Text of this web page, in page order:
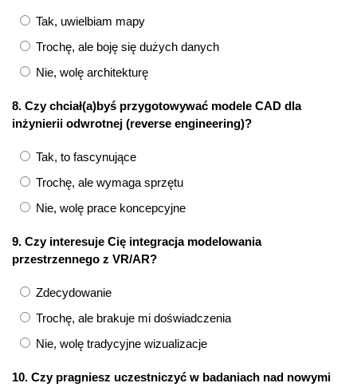
Tak, uwielbiam mapy
Trochę, ale boję się dużych danych
Nie, wolę architekturę
8. Czy chciał(a)byś przygotowywać modele CAD dla
inżynierii odwrotnej (reverse engineering)?
Tak, to fascynujące
Trochę, ale wymaga sprzętu
Nie, wolę prace koncepcyjne
9. Czy interesuje Cię integracja modelowania
przestrzennego z VR/AR?
Zdecydowanie
Trochę, ale brakuje mi doświadczenia
Nie, wolę tradycyjne wizualizacje
10. Czy pragniesz uczestniczyć w badaniach nad nowymi